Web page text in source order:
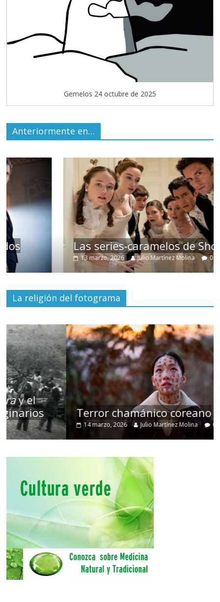
Gemelos 24 octubre de 2025
Anteriormente en…
Las series-caramelos de Shondaland
Julio Martínez Molina 0
La religión del fotograma
Terror chamánico coreano
14 marzo, 2026 Julio Martínez Molina 0